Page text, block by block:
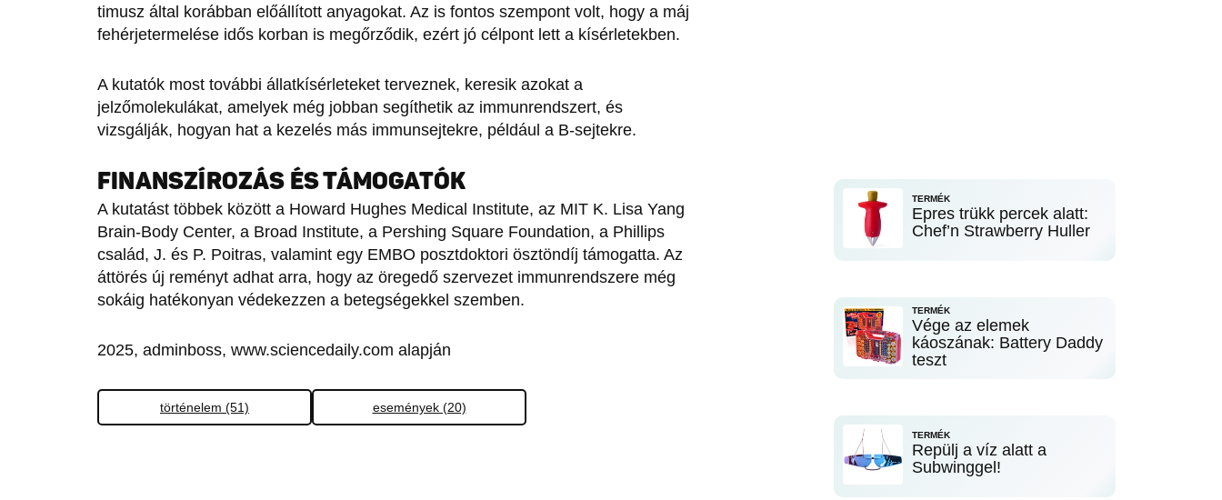
timusz által korábban előállított anyagokat. Az is fontos szempont volt, hogy a máj
fehérjetermelése idős korban is megőrződik, ezért jó célpont lett a kísérletekben.
A kutatók most további állatkísérleteket terveznek, keresik azokat a
jelzőmolekulákat, amelyek még jobban segíthetik az immunrendszert, és
vizsgálják, hogyan hat a kezelés más immunsejtekre, például a B-sejtekre.
FINANSZÍROZÁS ÉS TÁMOGATÓK
A kutatást többek között a Howard Hughes Medical Institute, az MIT K. Lisa Yang
Brain-Body Center, a Broad Institute, a Pershing Square Foundation, a Phillips
család, J. és P. Poitras, valamint egy EMBO posztdoktori ösztöndíj támogatta. Az
áttörés új reményt adhat arra, hogy az öregedő szervezet immunrendszere még
sokáig hatékonyan védekezzen a betegségekkel szemben.
2025, adminboss, www.sciencedaily.com alapján
történelem (51) események (20)
TERMÉK
Epres trükk percek alatt:
Chef’n Strawberry Huller
TERMÉK
Vége az elemek
káoszának: Battery Daddy
teszt
TERMÉK
Repülj a víz alatt a
Subwinggel!